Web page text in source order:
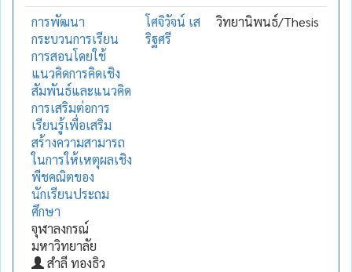
การพัฒนา
กระบวนการเรียน
การสอนโดยใช้
แนวคิดการคิดเชิง
สัมพันธ์และแนวคิด
การเสริมต่อการ
เรียนรู้เพื่อเสริม
สร้างความสามารถ
ในการให้เหตุผลเชิง
พีชคณิตของ
นักเรียนประถม
ศึกษา
จุฬาลงกรณ์
มหาวิทยาลัย
สำลี ทองธิว
โศจิวัจน์ เส
ริฐศรี
วิทยานิพนธ์/Thesis